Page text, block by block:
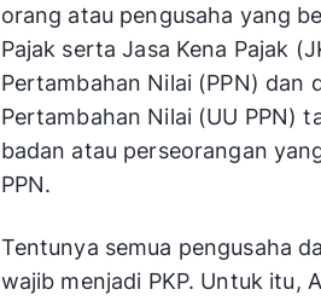
orang atau pengusaha yang
Pajak serta Jasa Kena Pajak
Pertambahan Nilai (PPN) dan
Pertambahan Nilai (UU PPN)
badan atau perseorangan
PPN.
Tentunya semua pengusaha
wajib menjadi PKP. Untuk itu,